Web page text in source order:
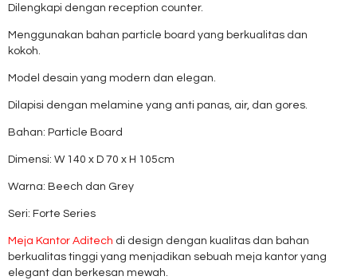
Dilengkapi dengan reception counter.
Menggunakan bahan particle board yang berkualitas dan
kokoh.
Model desain yang modern dan elegan.
Dilapisi dengan melamine yang anti panas, air, dan gores.
Bahan: Particle Board
Dimensi: W 140 x D 70 x H 105cm
Warna: Beech dan Grey
Seri: Forte Series
Meja Kantor Aditech di design dengan kualitas dan bahan
berkualitas tinggi yang menjadikan sebuah meja kantor yang
elegant dan berkesan mewah.